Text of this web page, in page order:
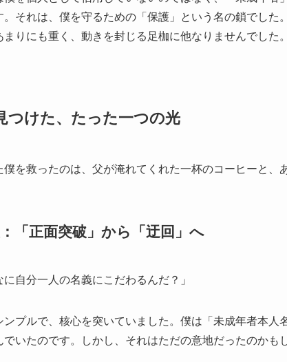
。それは、僕を守るための「保護」という名の鎖でした
りにも重く、動きを封じる足枷に他なりませんでした。
つけた、たった一つの光
を救ったのは、父が淹れてくれた一杯のコーヒーと、
「正面突破」から「迂回」へ
に自分一人の名義にこだわるんだ？」
ンプルで、核心を突いていました。僕は「未成年者本人
でいたのです。しかし、それはただの意地だったのかも